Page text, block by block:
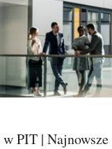
PIT |